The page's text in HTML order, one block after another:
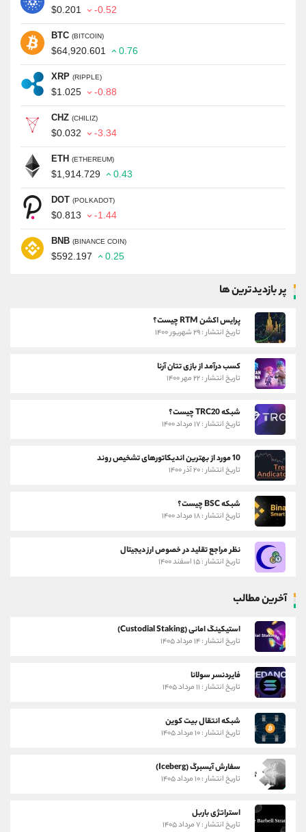
$0.201 -0.52
BTC (BITCOIN)
$64,920.601 0.76
XRP (RIPPLE)
$1.025 -0.88
CHZ (CHILIZ)
$0.032 -3.34
ETH (ETHEREUM)
$1,914.729 0.43
DOT (POLKADOT)
$0.813 -1.44
BNB (BINANCE COIN)
$592.197 0.25
پر بازدیدترین ها
پرایس اکشن RTM چیست؟
تاریخ انتشار : ۲۹ شهریور ۱۴۰۰
کسب درآمد از بازی تتان آرنا
تاریخ انتشار : ۲۲ مهر ۱۴۰۰
شبکه TRC20 چیست؟
تاریخ انتشار : ۱۷ مرداد ۱۴۰۰
10 مورد از بهترین اندیکاتورهای تشخیص روند
تاریخ انتشار : ۲۰ آذر ۱۴۰۰
شبکه BSC چیست؟
تاریخ انتشار : ۱۸ مرداد ۱۴۰۰
نظر مراجع تقلید در خصوص ارز دیجیتال
تاریخ انتشار : ۱۵ اسفند ۱۴۰۰
آخرین مطالب
استیکینگ امانی (Custodial Staking)
تاریخ انتشار : ۱۴ مرداد ۱۴۰۵
فایردنسر سولانا
تاریخ انتشار : ۱۱ مرداد ۱۴۰۵
شبکه انتقال بیت کوین
تاریخ انتشار : ۱۰ مرداد ۱۴۰۵
سفارش آیسبرگ (Iceberg)
تاریخ انتشار : ۱۰ مرداد ۱۴۰۵
استراتژی باربل
تاریخ انتشار : ۷ مرداد ۱۴۰۵